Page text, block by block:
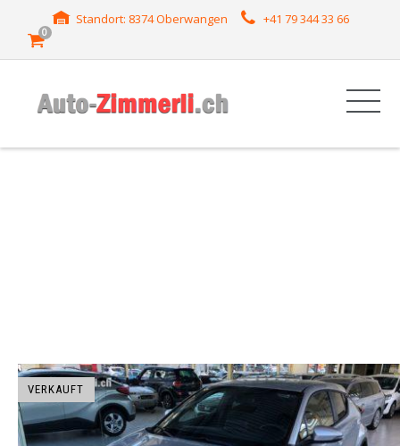
Standort: 8374 Oberwangen +41 79 344 33 66
0
VERKAUFT